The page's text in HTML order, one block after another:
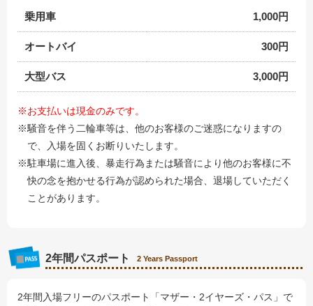
乗用車 1,000円
オートバイ 300円
大型バス 3,000円
※お支払いは現金のみです。
※騒音を伴う二輪車等は、他のお客様のご迷惑になりますの
で、入場を固くお断りいたします。
※駐車場に進入後、暴走行為または騒音により他のお客様に不
快の念を抱かせる行為が認められた場合、退場していただく
ことがあります。
2年間パスポート 2 Years Passport
2年間入場フリーのパスポート「マザー・2イヤーズ・パス」で